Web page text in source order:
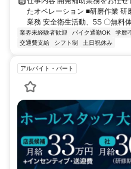
たオペレーション ■研磨作業
業務 安全衛生活動、5S 〇無料
業界未経験者歓迎 バイク通勤OK 学歴
交通費支給
シフト制 土日祝休み
アルバイト・パート